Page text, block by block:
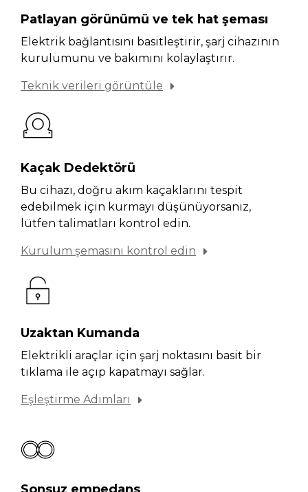
Patlayan görünümü ve tek hat şeması
Elektrik bağlantısını basitleştirir, şarj cihazının
kurulumunu ve bakımını kolaylaştırır.
Teknik verileri görüntüle
Kaçak Dedektörü
Bu cihazı, doğru akım kaçaklarını tespit
edebilmek için kurmayı düşünüyorsanız,
lütfen talimatları kontrol edin.
Kurulum şemasını kontrol edin
Uzaktan Kumanda
Elektrikli araçlar için şarj noktasını basit bir
tıklama ile açıp kapatmayı sağlar.
Eşleştirme Adımları